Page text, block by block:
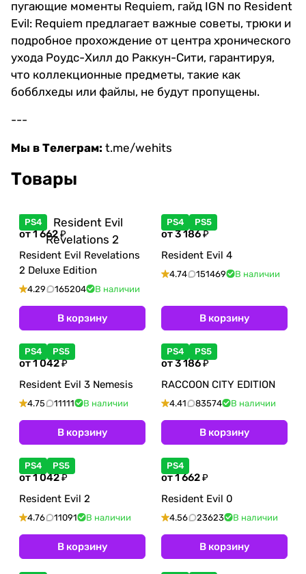
пугающие моменты Requiem, гайд IGN по Resident
Evil: Requiem предлагает важные советы, трюки и
подробное прохождение от центра хронического
ухода Роудс-Хилл до Раккун-Сити, гарантируя,
что коллекционные предметы, такие как
бобблхеды или файлы, не будут пропущены.
---
Мы в Телеграм: t.me/wehits
Товары
PS4
от 1 662 ₽
Resident Evil Revelations
2 Deluxe Edition
4.29 165204 В наличии
В корзину
PS4 PS5
от 3 186 ₽
Resident Evil 4
4.74 151469 В наличии
В корзину
PS4 PS5
от 1 042 ₽
Resident Evil 3 Nemesis
4.75 11111 В наличии
В корзину
PS4 PS5
от 3 186 ₽
RACCOON CITY EDITION
4.41 83574 В наличии
В корзину
PS4 PS5
от 1 042 ₽
Resident Evil 2
4.76 11091 В наличии
В корзину
PS4
от 1 662 ₽
Resident Evil 0
4.56 23623 В наличии
В корзину